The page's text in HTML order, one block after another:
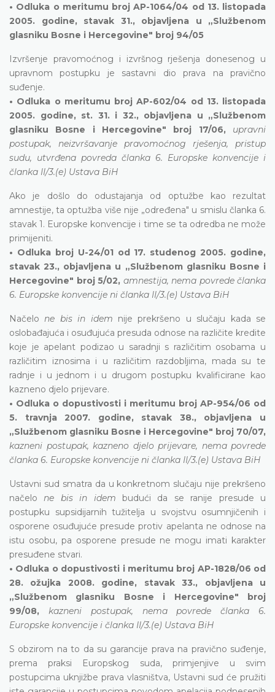
• Odluka o meritumu broj AP-1064/04 od 13. listopada
2005. godine, stavak 31., objavljena u „Službenom
glasniku Bosne i Hercegovine" broj 94/05
Izvršenje pravomoćnog i izvršnog rješenja donesenog u
upravnom postupku je sastavni dio prava na pravično
suđenje.
• Odluka o meritumu broj AP-602/04 od 13. listopada
2005. godine, st. 31. i 32., objavljena u „Službenom
glasniku Bosne i Hercegovine" broj 17/06, upravni
postupak, neizvršavanje pravomoćnog rješenja, pristup
sudu, utvrđena povreda članka 6. Europske konvencije i
članka II/3.(e) Ustava BiH
Ako je došlo do odustajanja od optužbe kao rezultat
amnestije, ta optužba više nije „određena" u smislu članka 6.
stavak 1. Europske konvencije i time se ta odredba ne može
primijeniti.
• Odluka broj U-24/01 od 17. studenog 2005. godine,
stavak 23., objavljena u „Službenom glasniku Bosne i
Hercegovine" broj 5/02, amnestija, nema povrede članka
6. Europske konvencije ni članka II/3.(e) Ustava BiH
Načelone bis in idem nije prekršeno u slučaju kada se
oslobađajuća i osuđujuća presuda odnose na različite kredite
koje je apelant podizao u saradnji s različitim osobama u
različitim iznosima i u različitim razdobljima, mada su te
radnje i u jednom i u drugom postupku kvalificirane kao
kazneno djelo prijevare.
• Odluka o dopustivosti i meritumu broj AP-954/06 od
5. travnja 2007. godine, stavak 38., objavljena u
„Službenom glasniku Bosne i Hercegovine" broj 70/07,
kazneni postupak, kazneno djelo prijevare, nema povrede
članka 6. Europske konvencije ni članka II/3.(e) Ustava BiH
Ustavni sud smatra da u konkretnom slučaju nije prekršeno
načelone bis in idem budući da se ranije presude u
postupku supsidijarnih tužitelja u svojstvu osumnjičenih i
osporene osuđujuće presude protiv apelanta ne odnose na
istu osobu, pa osporene presude ne mogu imati karakter
presuđene stvari.
• Odluka o dopustivosti i meritumu broj AP-1828/06 od
28. ožujka 2008. godine, stavak 33., objavljena u
„Službenom glasniku Bosne i Hercegovine" broj
99/08,
kazneni postupak, nema povrede članka 6.
Europske konvencije i članka II/3.(e) Ustava BiH
S obzirom na to da su garancije prava na pravično suđenje,
prema praksi Europskog suda, primjenjive u svim
postupcima uknjižbe prava vlasništva, Ustavni sud će pružiti